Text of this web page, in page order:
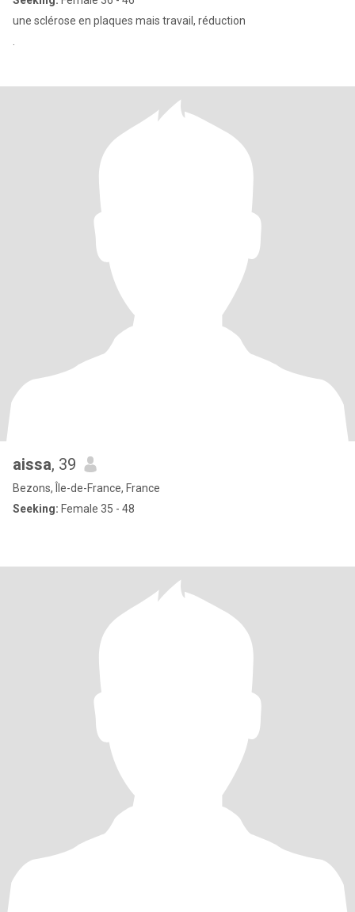
une sclérose en plaques mais travail, réduction
aissa, 39
Bezons, Île-de-France, France
Seeking: Female 35 - 48